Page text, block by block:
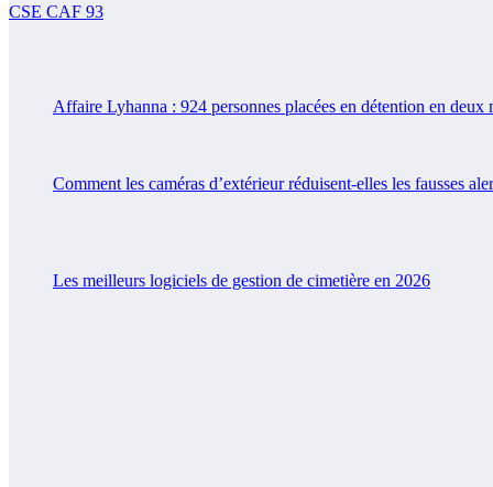
CSE CAF 93
Affaire Lyhanna : 924 personnes placées en détention en
Comment les caméras d’extérieur réduisent-elles les fausses
Les meilleurs logiciels de gestion de cimetière en 2026